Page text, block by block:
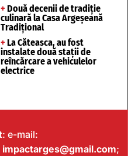
+ Două decenii de tradiție
culinară la Casa Argeșeană
Tradițional
+ La Căteasca, au fost
instalate două stații de
reîncărcare a vehiculelor
electrice
: e-mail:
impactarges@gmail.com;